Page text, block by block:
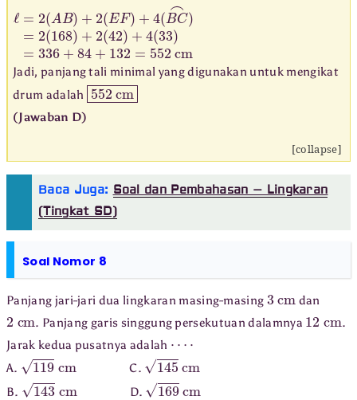
ℓ =2 (AB)+2(EF)+4( BC⌢)=2(168
Jadi, panjang tali minimal yang digunakan untuk mengikat
drum adalah 552cm
(Jawaban D)
[collapse]
Baca Juga: Soal dan Pembahasan – Lingkaran
(Tingkat SD)
Soal Nomor 8
Panjang jari-jari dua lingkaran masing-masing 3 dan
2 . Panjang garis singgung persekutuan dalamnya 12
.
Jarak kedua pusatnya adalah
A. 119cm C. 145cm
B. 143cm D. 169cm